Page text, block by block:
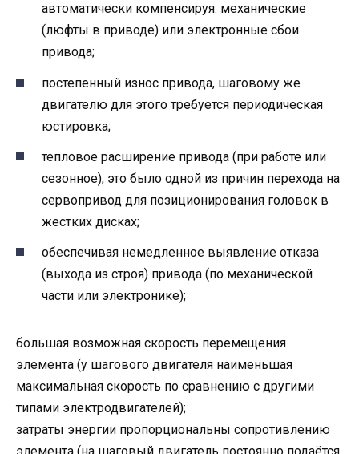
автоматически компенсируя: механические
(люфты в приводе) или электронные сбои
привода;
постепенный износ привода, шаговому же
двигателю для этого требуется периодическая
юстировка;
тепловое расширение привода (при работе или
сезонное), это было одной из причин перехода на
сервопривод для позиционирования головок в
жестких дисках;
обеспечивая немедленное выявление отказа
(выхода из строя) привода (по механической
части или электронике);
большая возможная скорость перемещения
элемента (у шагового двигателя наименьшая
максимальная скорость по сравнению с другими
типами электродвигателей);
затраты энергии пропорциональны сопротивлению